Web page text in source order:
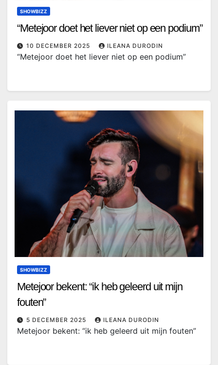
SHOWBIZZ
“Metejoor doet het liever niet op een podium”
10 DECEMBER 2025 ILEANA DURODIN
“Metejoor doet het liever niet op een podium”
SHOWBIZZ
Metejoor bekent: “ik heb geleerd uit mijn
fouten”
5 DECEMBER 2025 ILEANA DURODIN
Metejoor bekent: “ik heb geleerd uit mijn fouten”